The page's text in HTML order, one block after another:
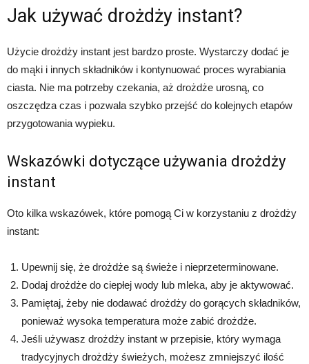
Jak używać drożdży instant?
Użycie drożdży instant jest bardzo proste. Wystarczy dodać je
do mąki i innych składników i kontynuować proces wyrabiania
ciasta. Nie ma potrzeby czekania, aż drożdże urosną, co
oszczędza czas i pozwala szybko przejść do kolejnych etapów
przygotowania wypieku.
Wskazówki dotyczące używania drożdży
instant
Oto kilka wskazówek, które pomogą Ci w korzystaniu z drożdży
instant:
Upewnij się, że drożdże są świeże i nieprzeterminowane.
Dodaj drożdże do ciepłej wody lub mleka, aby je aktywować.
Pamiętaj, żeby nie dodawać drożdży do gorących składników,
ponieważ wysoka temperatura może zabić drożdże.
Jeśli używasz drożdży instant w przepisie, który wymaga
tradycyjnych drożdży świeżych, możesz zmniejszyć ilość